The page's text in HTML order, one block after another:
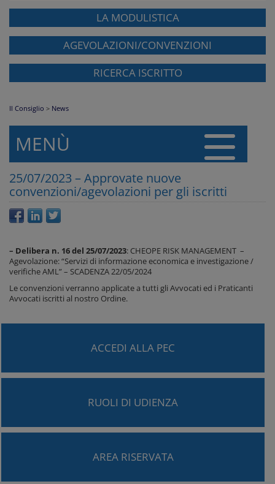
LA MODULISTICA
AGEVOLAZIONI/CONVENZIONI
RICERCA ISCRITTO
Il Consiglio > News
MENÙ
25/07/2023 – Approvate nuove
convenzioni/agevolazioni per gli iscritti
– Delibera n. 16 del 25/07/2023: CHEOPE RISK MANAGEMENT –
Agevolazione: “Servizi di informazione economica e investigazione /
verifiche AML” – SCADENZA 22/05/2024
Le convenzioni verranno applicate a tutti gli Avvocati ed i Praticanti
Avvocati iscritti al nostro Ordine.
ACCEDI ALLA PEC
RUOLI DI UDIENZA
AREA RISERVATA